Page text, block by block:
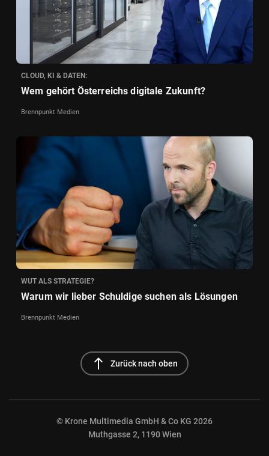
CLOUD, KI & DATEN:
Wem gehört Österreichs digitale Zukunft?
Brennpunkt Medien
WUT ALS STRATEGIE?
Warum wir lieber Schuldige suchen als Lösungen
Brennpunkt Medien
north Zurück nach oben
© Krone Multimedia GmbH & Co KG 2026
Muthgasse 2, 1190 Wien